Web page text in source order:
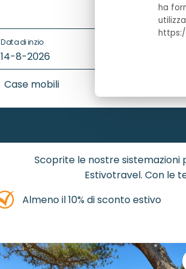
ha
Data di inzio
14-8-2026
Case mobili
Scoprite le nostre sistemazioni
Estivotravel. Con le
Almeno il 10% di sconto estivo